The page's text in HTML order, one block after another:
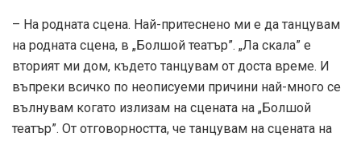
– На родната сцена. Най-притеснено ми е да танцувам
на родната сцена, в „Болшой театър”. „Ла скала” е
вторият ми дом, където танцувам от доста време. И
въпреки всичко по неописуеми причини най-много се
вълнувам когато излизам на сцената на „Болшой
театър”. От отговорността, че танцувам на сцената на